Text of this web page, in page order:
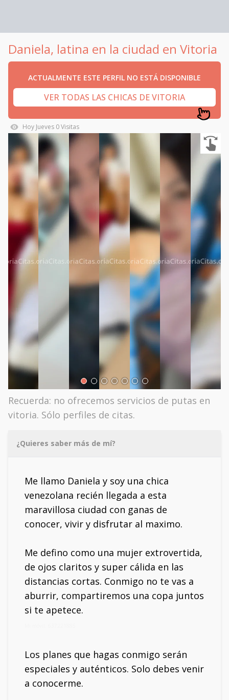
Daniela, latina en la ciudad en Vitoria
ACTUALMENTE ESTE PERFIL NO ESTÁ DISPONIBLE
VER TODAS LAS CHICAS DE VITORIA
Hoy Jueves 0Visitas
Recuerda: no ofrecemos servicios de putas en
vitoria. Sólo perfiles de citas.
¿Quieres saber más de mí?
Me llamo Daniela y soy una chica
venezolana recién llegada a esta
maravillosa ciudad con ganas de
conocer, vivir y disfrutar al maximo.
Me defino como una mujer extrovertida,
de ojos claritos y super cálida en las
distancias cortas. Conmigo no te vas a
aburrir, compartiremos una copa juntos
si te apetece.
Los planes que hagas conmigo serán
especiales y auténticos. Solo debes venir
a conocerme.